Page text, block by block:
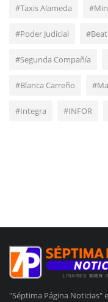
#Taxis Alameda
#Poder Judicial
#Segunda Compañía
#Blanca Carreño
#Integra #INFOR
"Séptima Página Noticias"